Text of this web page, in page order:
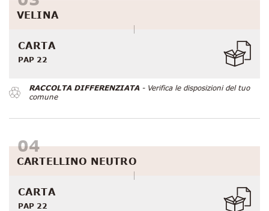
VELINA
CARTA
PAP 22
RACCOLTA DIFFERENZIATA- Verifica le disposizioni del tuo
comune
CARTELLINO NEUTRO
CARTA
PAP 22